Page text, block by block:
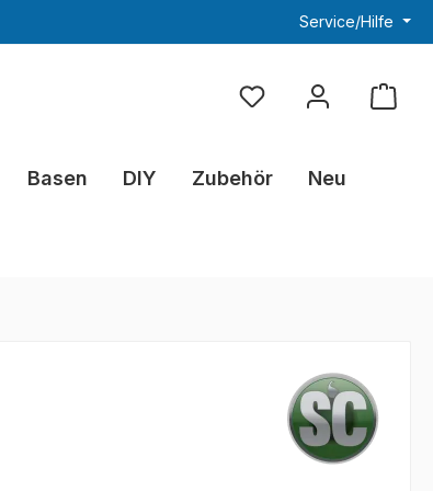
Service/Hilfe
Du hast 0 Produkte
Basen DIY Zubehör Neu